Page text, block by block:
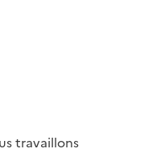
travaillons